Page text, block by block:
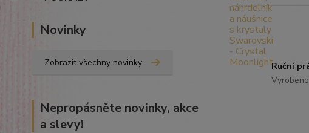
Novinky
Zobrazit všechny novinky
Nepropásněte novinky, akce
a slevy!
Ruční